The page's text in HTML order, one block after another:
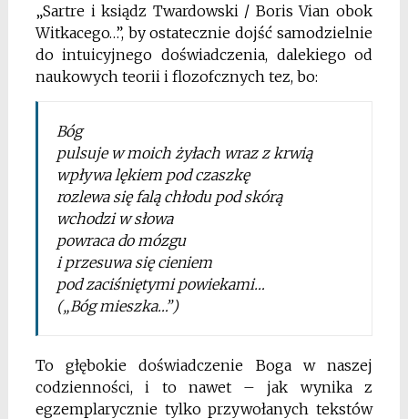
„Sartre i ksiądz Twardowski / Boris Vianobok
Witkacego…”, by ostatecznie dojść samodzielnie
do intuicyjnego doświadczenia, dalekiego od
naukowych teorii i flozofcznych tez, bo:
Bóg
pulsuje w moich żyłach wraz z krwią
wpływa lękiem pod czaszkę
rozlewa się falą chłodu pod skórą
wchodzi w słowa
powraca do mózgu
i przesuwa się cieniem
pod zaciśniętymi powiekami…
(„Bóg mieszka…”)
To głębokie doświadczenie Boga w naszej
codzienności, i to nawet – jak wynika z
egzemplarycznie tylko przywołanych tekstów